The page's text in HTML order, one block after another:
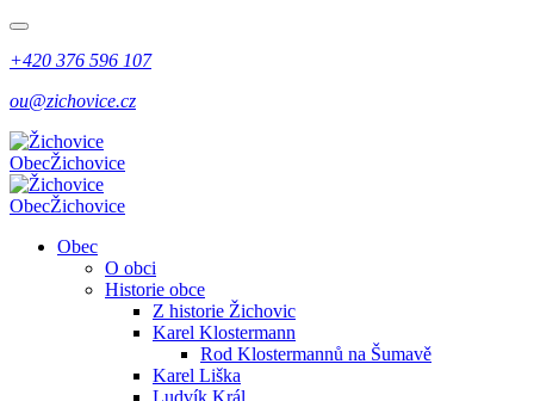
+420 376 596 107
ou@zichovice.cz
ObecŽichovice
ObecŽichovice
Obec
O obci
Historie obce
Z historie Žichovic
Karel Klostermann
Rod Klostermannů na Šumavě
Karel Liška
Ludvík Král